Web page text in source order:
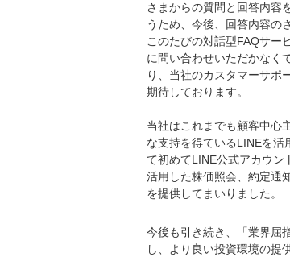
さまからの質問と回答内容
うため、今後、回答内容の
このたびの対話型FAQサー
に問い合わせいただかなく
り、当社のカスタマーサポ
期待しております。
当社はこれまでも顧客中心
な支持を得ているLINEを
て初めてLINE公式アカウン
活用した株価照会、約定通
を提供してまいりました。
今後も引き続き、「業界屈
し、より良い投資環境の提